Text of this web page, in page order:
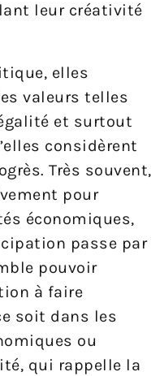
leur créativité
elles
valeurs telles
et surtout
considèrent
Très souvent,
pour
économiques,
passe par
pouvoir
à faire
soit dans les
ou
qui rappelle la